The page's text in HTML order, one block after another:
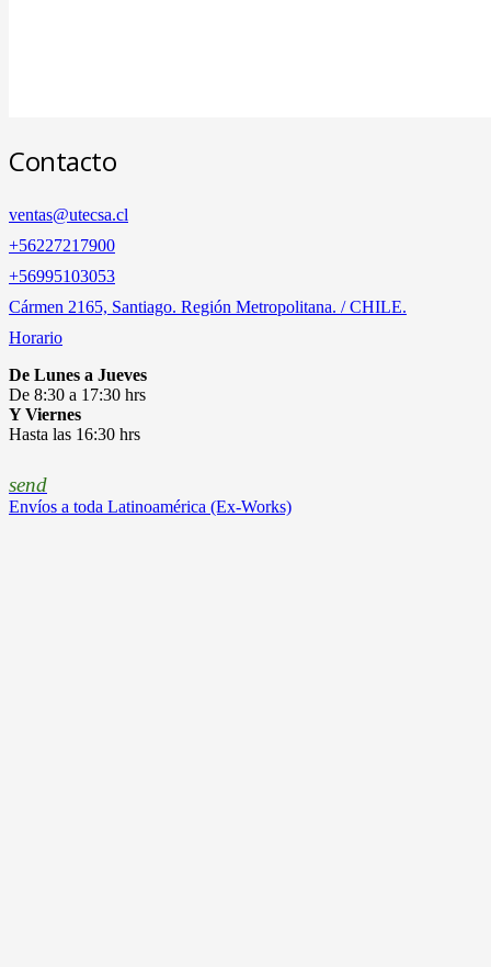
Contacto
ventas@utecsa.cl
+56227217900
‎+56995103053
Cármen 2165, Santiago. Región Metropolitana. / CHILE.
Horario
De Lunes a Jueves
De 8:30 a 17:30 hrs
Y Viernes
Hasta las 16:30 hrs
send
Envíos a toda Latinoamérica (Ex-Works)